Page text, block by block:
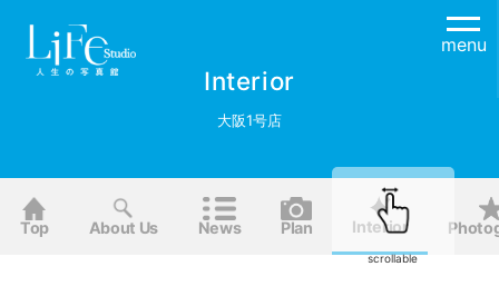
menu
Interior
大阪1号店
Top About Us News Plan Interior
scrollable